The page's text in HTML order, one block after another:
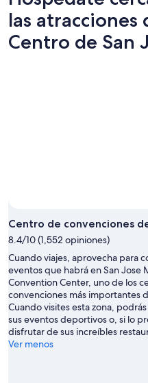
las atracciones
Centro de San
Centro de convenciones
8.4/10 (1,552 opiniones)
Cuando viajes, aprovecha para
eventos que habrá en San Jose
Convention Center, uno de los
convenciones más importantes
Cuando visites esta zona,
sus eventos deportivos o, si lo
disfrutar de sus increíbles
Ver menos